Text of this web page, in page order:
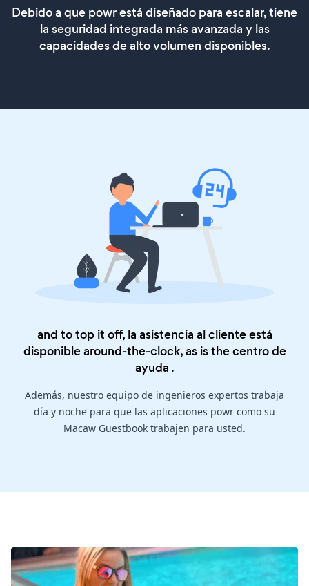
Debido a que powr está diseñado para escalar, tiene
la seguridad integrada más avanzada y las
capacidades de alto volumen disponibles.
and to top it off, la asistencia al cliente está
disponible around-the-clock, as is thecentro de
ayuda .
Además, nuestro equipo de ingenieros expertos trabaja
día y noche para que las aplicaciones powr como su
Macaw Guestbook trabajen para usted.